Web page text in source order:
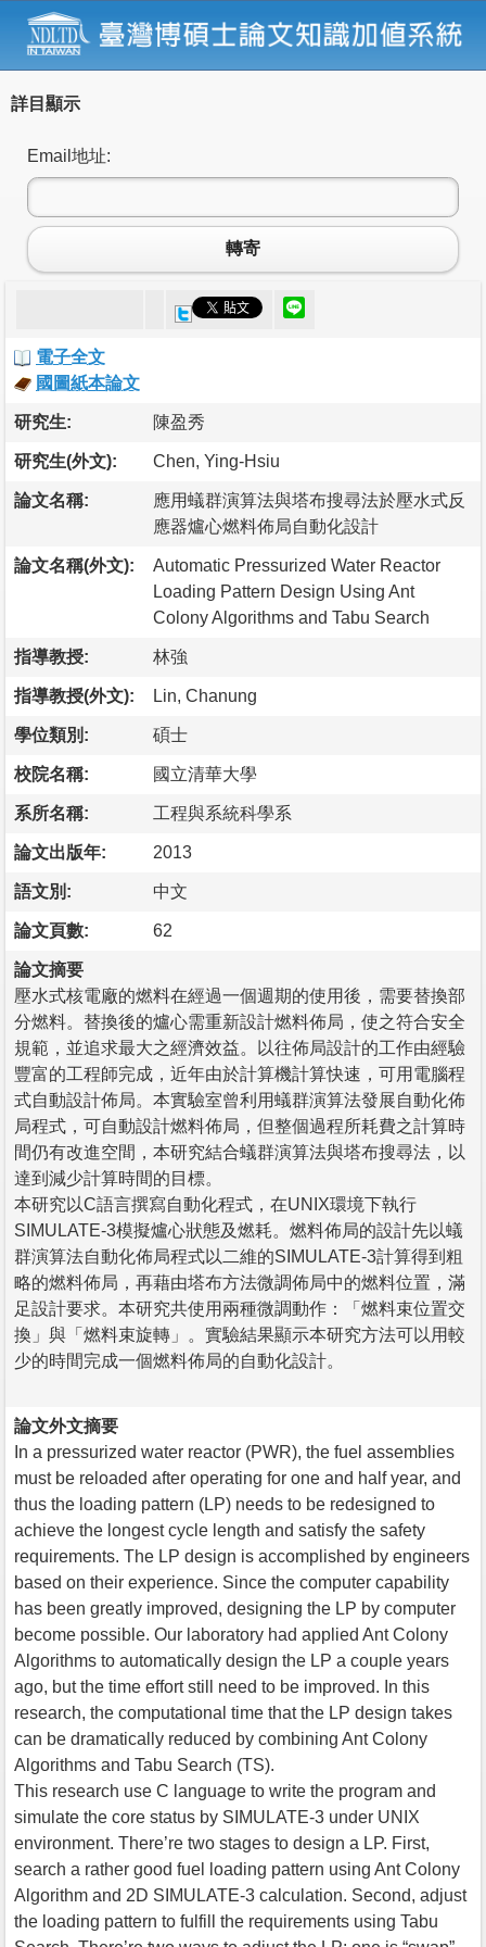
詳目顯示
Email地址:
轉寄
電子全文
國圖紙本論文
研究生: 陳盈秀
研究生(外文): Chen, Ying-Hsiu
論文名稱:
應用蟻群演算法與塔布搜尋法於壓水式反
應器爐心燃料佈局自動化設計
論文名稱(外文):
Automatic Pressurized Water Reactor
Loading Pattern Design Using Ant
Colony Algorithms and Tabu Search
指導教授: 林強
指導教授(外文): Lin, Chanung
學位類別: 碩士
校院名稱: 國立清華大學
系所名稱: 工程與系統科學系
論文出版年: 2013
語文別: 中文
論文頁數: 62
論文摘要
壓水式核電廠的燃料在經過一個週期的使用後，需要替換部
分燃料。替換後的爐心需重新設計燃料佈局，使之符合安全
規範，並追求最大之經濟效益。以往佈局設計的工作由經驗
豐富的工程師完成，近年由於計算機計算快速，可用電腦程
式自動設計佈局。本實驗室曾利用蟻群演算法發展自動化佈
局程式，可自動設計燃料佈局，但整個過程所耗費之計算時
間仍有改進空間，本研究結合蟻群演算法與塔布搜尋法，以
達到減少計算時間的目標。
本研究以C語言撰寫自動化程式，在UNIX環境下執行
SIMULATE-3模擬爐心狀態及燃耗。燃料佈局的設計先以蟻
群演算法自動化佈局程式以二維的SIMULATE-3計算得到粗
略的燃料佈局，再藉由塔布方法微調佈局中的燃料位置，滿
足設計要求。本研究共使用兩種微調動作：「燃料束位置交
換」與「燃料束旋轉」。實驗結果顯示本研究方法可以用較
少的時間完成一個燃料佈局的自動化設計。
論文外文摘要
In a pressurized water reactor (PWR), the fuel assemblies
must be reloaded after operating for one and half year, and
thus the loading pattern (LP) needs to be redesigned to
achieve the longest cycle length and satisfy the safety
requirements. The LP design is accomplished by engineers
based on their experience. Since the computer capability
has been greatly improved, designing the LP by computer
become possible. Our laboratory had applied Ant Colony
Algorithms to automatically design the LP a couple years
ago, but the time effort still need to be improved. In this
research, the computational time that the LP design takes
can be dramatically reduced by combining Ant Colony
Algorithms and Tabu Search (TS).
This research use C language to write the program and
simulate the core status by SIMULATE-3 under UNIX
environment. There’re two stages to design a LP. First,
search a rather good fuel loading pattern using Ant Colony
Algorithm and 2D SIMULATE-3 calculation. Second, adjust
the loading pattern to fulfill the requirements using Tabu